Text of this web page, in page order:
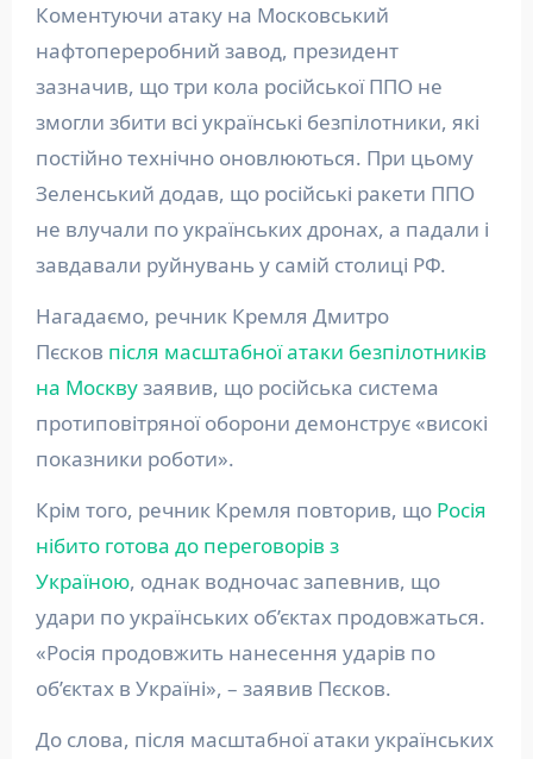
Коментуючи атаку на Московський
нафтопереробний завод, президент
зазначив, що три кола російської ППО не
змогли збити всі українські безпілотники, які
постійно технічно оновлюються. При цьому
Зеленський додав, що російські ракети ППО
не влучали по українських дронах, а падали і
завдавали руйнувань у самій столиці РФ.
Нагадаємо, речник Кремля Дмитро
Пєсков після масштабної атаки безпілотників
на Москвузаявив, що російська система
протиповітряної оборони демонструє «високі
показники роботи».
Крім того, речник Кремля повторив, що Росія
нібито готова до переговорів з
Україною, однак водночас запевнив, що
удари по українських об’єктах продовжаться.
«Росія продовжить нанесення ударів по
об’єктах в Україні», – заявив Пєсков.
До слова, після масштабної атаки українських